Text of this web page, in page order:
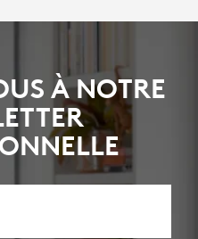
À NOTRE